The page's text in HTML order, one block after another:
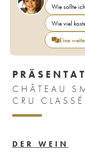
Wie sollte
Wie viel
Eine
CHÂTEAU
CRU
DER WEIN